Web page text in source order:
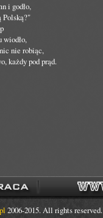
i godło,
Polską?"
wiodło,
nie robiąc,
każdy pod prąd.
2006-2015. All rights reserved.